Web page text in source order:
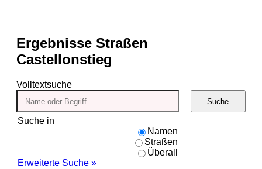
Ergebnisse Straßen
Castellonstieg
Volltextsuche
Suche in
Namen
Straßen
Überall
Erweiterte Suche »
Suche